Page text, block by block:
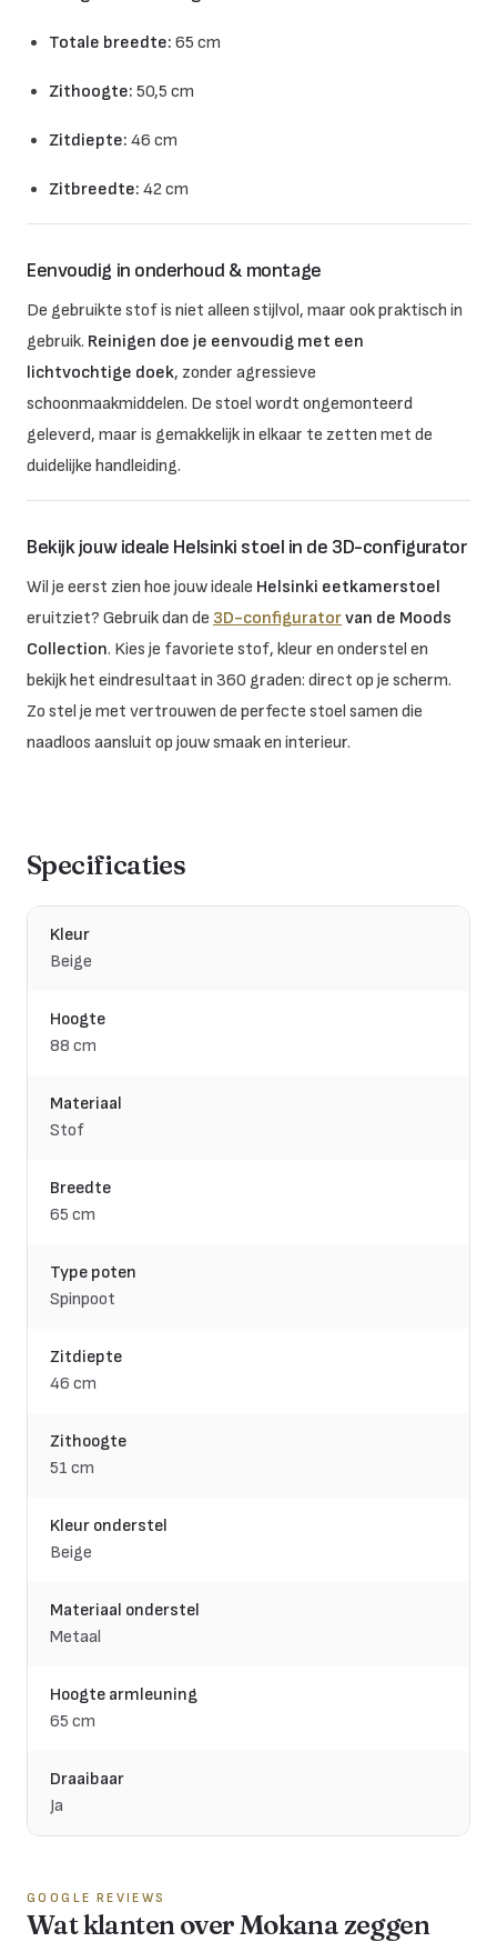
Totale breedte: 65 cm
Zithoogte: 50,5 cm
Zitdiepte: 46 cm
Zitbreedte: 42 cm
Eenvoudig in onderhoud & montage
De gebruikte stof is niet alleen stijlvol, maar ook praktisch in
gebruik. Reinigen doe je eenvoudig met een
lichtvochtige doek, zonder agressieve
schoonmaakmiddelen. De stoel wordt ongemonteerd
geleverd, maar is gemakkelijk in elkaar te zetten met de
duidelijke handleiding.
Bekijk jouw ideale Helsinki stoel in de 3D-configurator
Wil je eerst zien hoe jouw ideale Helsinki eetkamerstoel
eruitziet? Gebruik dan de 3D-configuratorvan de Moods
Collection. Kies je favoriete stof, kleur en onderstel en
bekijk het eindresultaat in 360 graden: direct op je scherm.
Zo stel je met vertrouwen de perfecte stoel samen die
naadloos aansluit op jouw smaak en interieur.
Specificaties
Kleur
Beige
Hoogte
88 cm
Materiaal
Stof
Breedte
65 cm
Type poten
Spinpoot
Zitdiepte
46 cm
Zithoogte
51 cm
Kleur onderstel
Beige
Materiaal onderstel
Metaal
Hoogte armleuning
65 cm
Draaibaar
Ja
GOOGLE REVIEWS
Wat klanten over Mokana zeggen